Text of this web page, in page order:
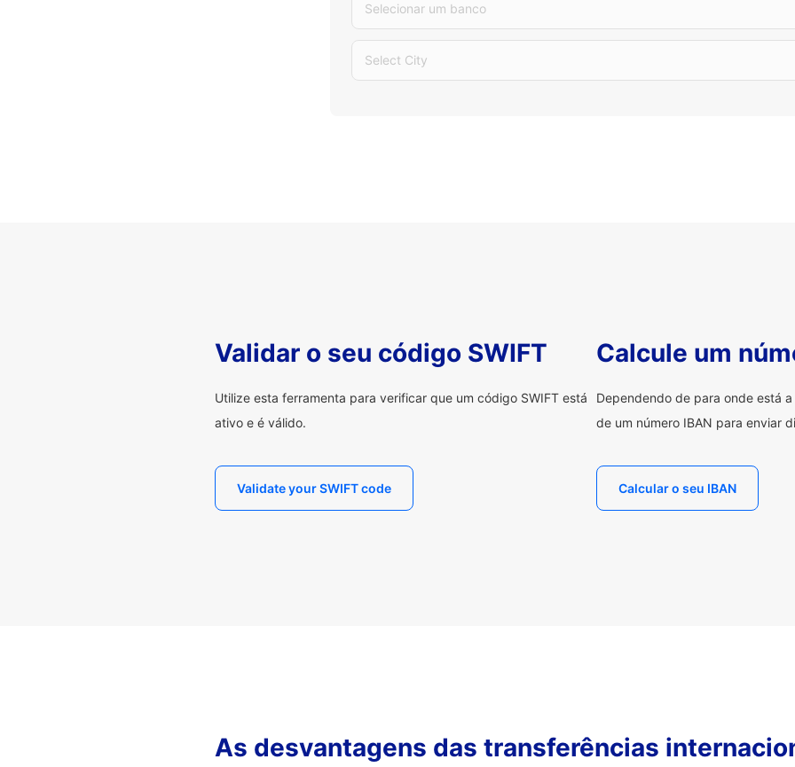
Selecionar um banco
Select City
Validar o seu código SWIFT
Utilize esta ferramenta para verificar que um código SWIFT está
ativo e é válido.
Validate your SWIFT code
Calcule um
Dependendo de para onde está
de um número IBAN para enviar
Calcular o seu IBAN
As desvantagens das transferências